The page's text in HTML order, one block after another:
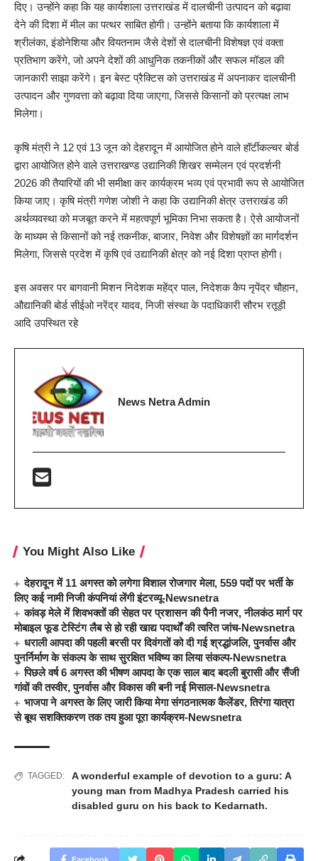
दिए। उन्होंने कहा कि यह कार्यशाला उत्तराखंड में दालचीनी उत्पादन को बढ़ावा
देने की दिशा में मील का पत्थर साबित होगी। उन्होंने बताया कि कार्यशाला में
श्रीलंका, इंडोनेशिया और वियतनाम जैसे देशों से दालचीनी विशेषज्ञ एवं वक्ता
प्रतिभाग करेंगे, जो अपने देशों की आधुनिक तकनीकों और सफल मॉडल की
जानकारी साझा करेंगे। इन बेस्ट प्रैक्टिस को उत्तराखंड में अपनाकर दालचीनी
उत्पादन और गुणवत्ता को बढ़ावा दिया जाएगा, जिससे किसानों को प्रत्यक्ष लाभ
मिलेगा।
कृषि मंत्री ने 12 एवं 13 जून को देहरादून में आयोजित होने वाले हॉर्टीकल्चर बोर्ड
द्वारा आयोजित होने वाले उत्तराखण्ड उद्यानिकी शिखर सम्मेलन एवं प्रदर्शनी
2026 की तैयारियों की भी समीक्षा कर कार्यक्रम भव्य एवं प्रभावी रूप से आयोजित
किया जाए। कृषि मंत्री गणेश जोशी ने कहा कि उद्यानिकी क्षेत्र उत्तराखंड की
अर्थव्यवस्था को मजबूत करने में महत्वपूर्ण भूमिका निभा सकता है। ऐसे आयोजनों
के माध्यम से किसानों को नई तकनीक, बाजार, निवेश और विशेषज्ञों का मार्गदर्शन
मिलेगा, जिससे प्रदेश में कृषि एवं उद्यानिकी क्षेत्र को नई दिशा प्राप्त होगी।
इस अवसर पर बागवानी मिशन निदेशक महेंद्र पाल, निदेशक कैप नृपेंद्र चौहान,
औद्यानिकी बोर्ड सीईओ नरेंद्र यादव, निजी संस्था के पदाधिकारी सौरभ रतूड़ी
आदि उपस्थित रहे
News Netra Admin
You Might Also Like
देहरादून में 11 अगस्त को लगेगा विशाल रोजगार मेला, 559 पदों पर भर्ती के
लिए कई नामी निजी कंपनियां लेंगी इंटरव्यू-Newsnetra
कांवड़ मेले में शिवभक्तों की सेहत पर प्रशासन की पैनी नजर, नीलकंठ मार्ग पर
मोबाइल फूड टेस्टिंग लैब से हो रही खाद्य पदार्थों की त्वरित जांच-Newsnetra
धराली आपदा की पहली बरसी पर दिवंगतों को दी गई श्रद्धांजलि, पुनर्वास और
पुनर्निर्माण के संकल्प के साथ सुरक्षित भविष्य का लिया संकल्प-Newsnetra
पिछले वर्ष 6 अगस्त की भीषण आपदा के एक साल बाद बदली बुरासी और सैंजी
गांवों की तस्वीर, पुनर्वास और विकास की बनी नई मिसाल-Newsnetra
भाजपा ने अगस्त के लिए जारी किया मेगा संगठनात्मक कैलेंडर, तिरंगा यात्रा
से बूथ सशक्तिकरण तक तय हुआ पूरा कार्यक्रम-Newsnetra
TAGGED:
A wonderful example of devotion to a guru: A
young man from Madhya Pradesh carried his
disabled guru on his back to Kedarnath.